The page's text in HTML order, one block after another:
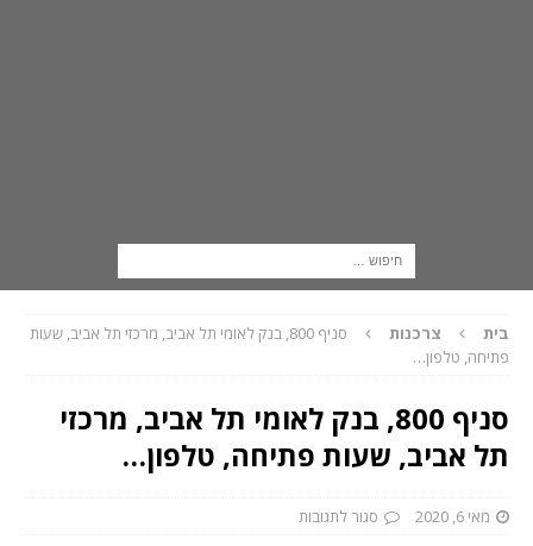
בית צרכנות
סניף 800, בנק לאומי תל אביב, מרכזי תל אביב, שעות
פתיחה, טלפון…
סניף 800, בנק לאומי תל אביב, מרכזי
תל אביב, שעות פתיחה, טלפון…
מאי 6, 2020 סגור לתגובות